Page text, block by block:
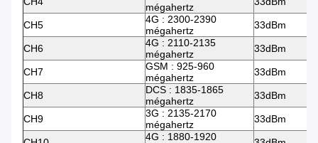
mégahertz
CH5
4G : 2300-2390
mégahertz
33dBm
CH6
4G : 2110-2135
mégahertz
33dBm
CH7
GSM : 925-960
mégahertz
33dBm
CH8
DCS : 1835-1865
mégahertz
33dBm
CH9
3G : 2135-2170
mégahertz
33dBm
4G : 1880-1920